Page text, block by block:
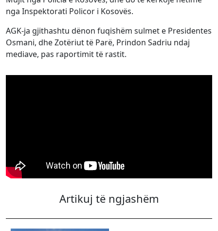
nga Inspektorati Policor i Kosovës.
AGK-ja gjithashtu dënon fuqishëm sulmet e Presidentes
Osmani, dhe Zotëriut të Parë, Prindon Sadriu ndaj
mediave, pas raportimit të rastit.
Artikuj të ngjashëm